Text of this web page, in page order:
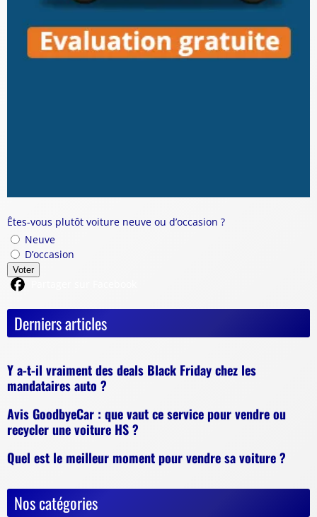
Êtes-vous plutôt voiture neuve ou d’occasion ?
Neuve
D’occasion
Voter
Derniers articles
Y a-t-il vraiment des deals Black Friday chez les
mandataires auto ?
Avis GoodbyeCar : que vaut ce service pour vendre ou
recycler une voiture HS ?
Quel est le meilleur moment pour vendre sa voiture ?
Nos catégories